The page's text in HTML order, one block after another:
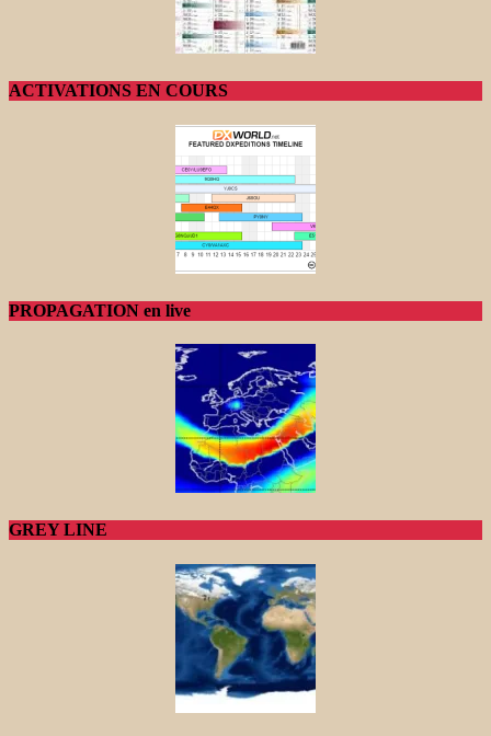
ACTIVATIONS EN COURS
PROPAGATION en live
GREY LINE